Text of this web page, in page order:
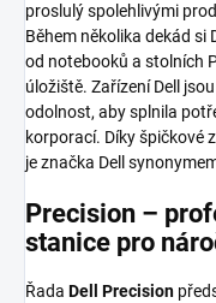
proslulý spolehlivými
Během několika dekád si
od notebooků a stolních
úložiště. Zařízení Dell
odolnost, aby splnila
korporací. Díky špičkové
je značka Dell
Precision –
stanice pro
Řada Dell Precision